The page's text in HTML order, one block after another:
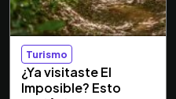
Turismo
¿Ya visitaste El
Imposible? Esto